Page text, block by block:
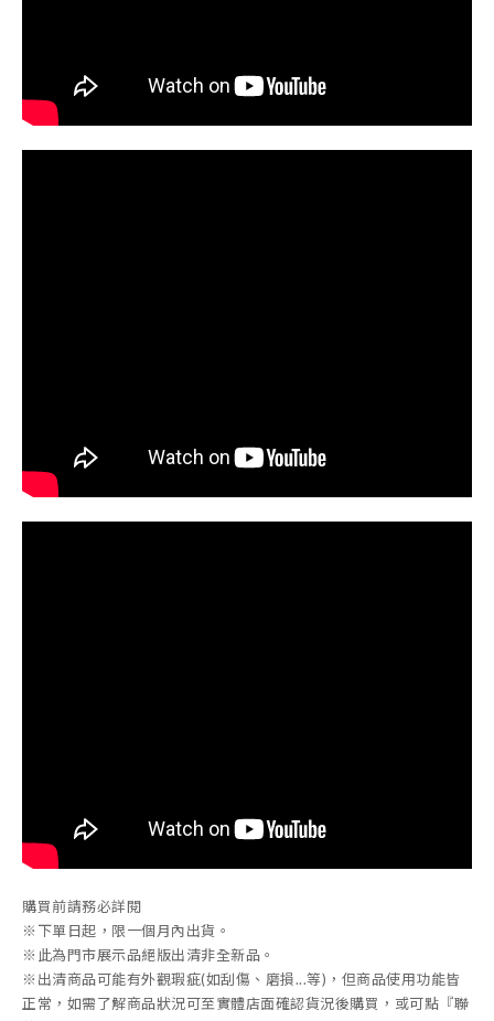
購買前請務必詳閱
※下單日起，限一個月內出貨。
※此為門市展示品絕版出清非全新品。
※出清商品可能有外觀瑕疵(如刮傷、磨損...等)，但商品使用功能皆
正常，如需了解商品狀況可至實體店面確認貨況後購買，或可點『聯